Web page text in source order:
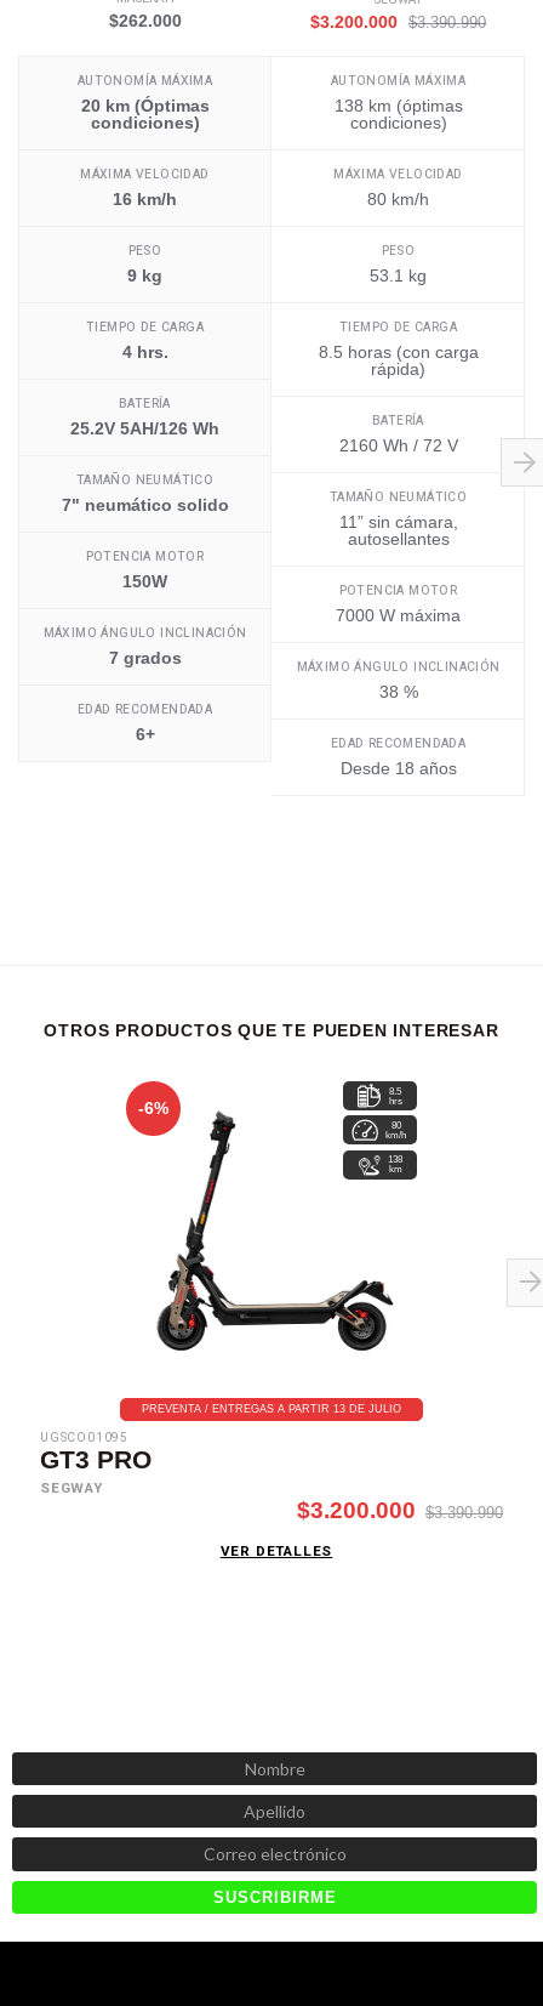
$262.000
AUTONOMÍA MÁXIMA
20 km (Óptimas
condiciones)
MÁXIMA VELOCIDAD
16 km/h
PESO
9 kg
TIEMPO DE CARGA
4 hrs.
BATERÍA
25.2V 5AH/126 Wh
TAMAÑO NEUMÁTICO
7" neumático solido
POTENCIA MOTOR
150W
MÁXIMO ÁNGULO INCLINACIÓN
7 grados
EDAD RECOMENDADA
6+
$3.200.000
$3.390.990
AUTONOMÍA MÁXIMA
138 km (óptimas
condiciones)
MÁXIMA VELOCIDAD
80 km/h
PESO
53.1 kg
TIEMPO DE CARGA
8.5 horas (con carga
rápida)
BATERÍA
2160 Wh / 72 V
TAMAÑO NEUMÁTICO
11” sin cámara,
autosellantes
POTENCIA MOTOR
7000 W máxima
MÁXIMO ÁNGULO INCLINACIÓN
38 %
EDAD RECOMENDADA
Desde 18 años
OTROS PRODUCTOS QUE TE PUEDEN INTERESAR
-6%
8.5
hrs
80
km/h
138
km
PREVENTA / ENTREGAS A PARTIR 13 DE JULIO
UGSCO01095
GT3 PRO
SEGWAY
$3.200.000 $3.390.990
VER DETALLES